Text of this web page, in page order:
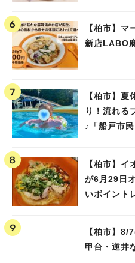
【柏市】
新店LABO
【柏市】夏
り！流れる
♪「船戸市
【柏市】イ
が6月29日
いポイント
【柏市】8/
甲台・逆井